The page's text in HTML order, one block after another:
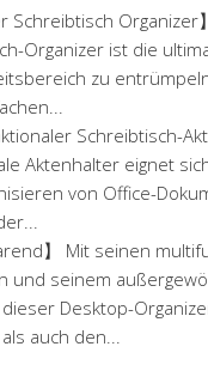
Schreibtisch Organizer
Organizer ist die
zu
Schreibtisch-
Aktenhalter eignet
von Office-
】 Mit seinen
und seinem
Desktop-
auch den...